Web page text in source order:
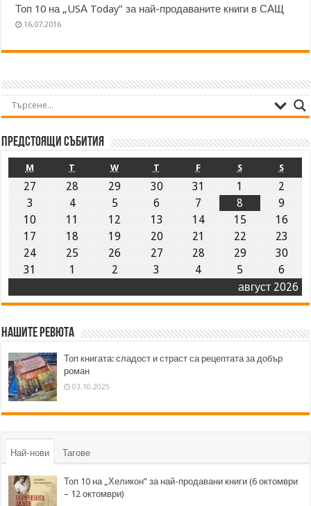
Топ 10 на „USА Today” за най-продаваните книги в САЩ
16.07.2016
Предстоящи събития
август 2026
M T W T F S S
27 28 29 30 31 1
2
3
4 5 6 7 8
9
10
11 12 13 14 15
16
17
18 19 20 21 22
23
24
25 26 27 28 29
30
31
1 2 3 4 5 6
Нашите ревюта
Топ книгата: сладост и страст са рецептата за добър
роман
03.10.2025
Най-нови Тагове
Топ 10 на „Хеликон” за най-продавани книги (6 октомври
– 12 октомври)